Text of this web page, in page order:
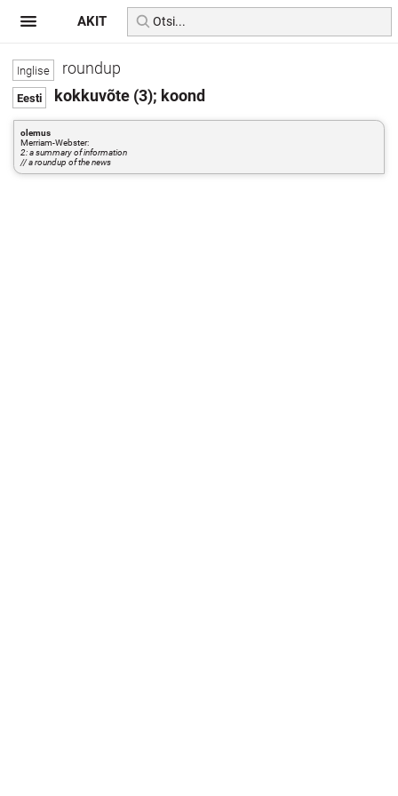
roundup
kokkuvõte (3); koond
olemus
Merriam-Webster:
2: a summary of information
// a roundup of the news
AKIT